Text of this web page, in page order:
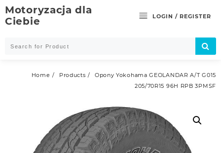
Skip
to
content
Motoryzacja dla
Ciebie
LOGIN / REGISTER
Home Products
Opony Yokohama GEOLANDAR A/T G015
205/70R15 96H RPB 3PMSF